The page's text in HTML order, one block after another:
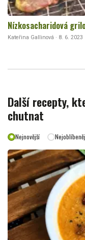
Nízkosacharidová
Kateřina Gallinová · 8. 6. 2023
Další recepty,
chutnat
Nejnovější